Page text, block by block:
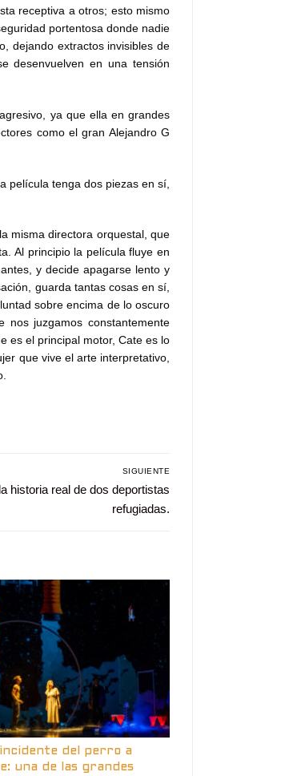
receptiva a otros; esto mismo
portentosa donde nadie
dejando extractos invisibles de
desenvuelven en una tensión
ya que ella en grandes
como el gran Alejandro G
película tenga dos piezas en sí,
misma directora orquestal, que
Al principio la película fluye en
y decide apagarse lento y
guarda tantas cosas en sí,
sobre encima de lo oscuro
juzgamos constantemente
es el principal motor, Cate es lo
que vive el arte interpretativo,
SIGUIENTE
historia real de dos deportistas
refugiadas.
del perro a
una de las grandes